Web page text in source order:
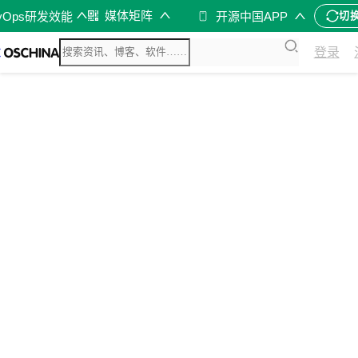
研发效能 媒体矩阵 开源中国APP 切
登录